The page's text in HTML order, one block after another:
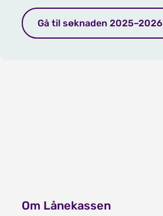
Gå til søknaden 2025–2026
Om Lånekassen